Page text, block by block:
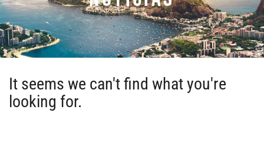
It seems we can't find what you're
looking for.